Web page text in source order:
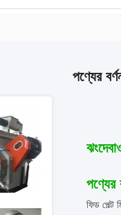
পণ্যের
পণ্যের
ফিড পেল্ট